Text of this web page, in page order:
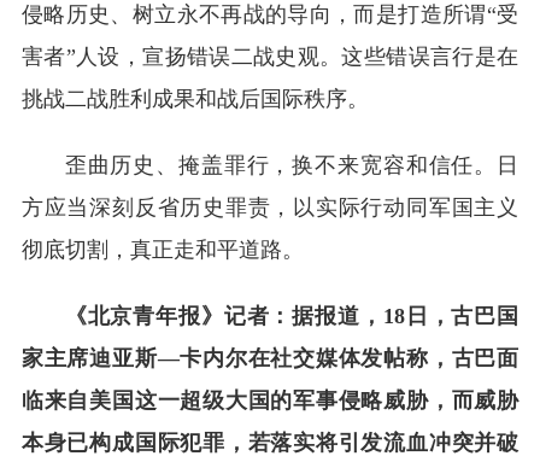
侵略历史、树立永不再战的导向，而是打造所谓“受
害者”人设，宣扬错误二战史观。这些错误言行是在
挑战二战胜利成果和战后国际秩序。
歪曲历史、掩盖罪行，换不来宽容和信任。日
方应当深刻反省历史罪责，以实际行动同军国主义
彻底切割，真正走和平道路。
《北京青年报》记者：据报道，18日，古巴国
家主席迪亚斯—卡内尔在社交媒体发帖称，古巴面
临来自美国这一超级大国的军事侵略威胁，而威胁
本身已构成国际犯罪，若落实将引发流血冲突并破